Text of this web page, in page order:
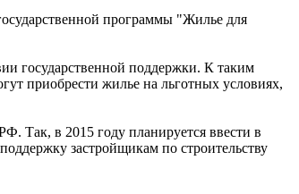
программы "Жилье для
государственной поддержки. К таким
приобрести жилье на льготных условиях,
Так, в 2015 году планируется ввести в
застройщикам по строительству